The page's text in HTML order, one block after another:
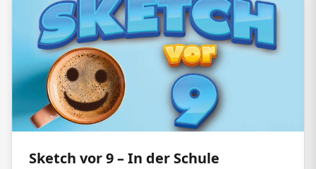
Sketch vor 9 – In der Schule